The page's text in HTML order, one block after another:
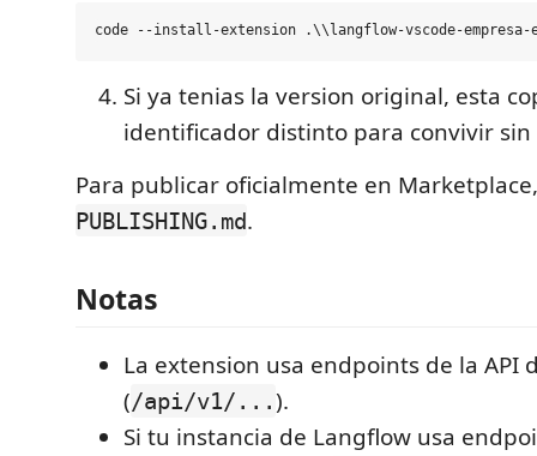
Si ya tenias la version original, esta
identificador distinto para convivir sin
Para publicar oficialmente en
PUBLISHING.md.
Notas
La extension usa endpoints de la API
(/api/v1/...).
Si tu instancia de Langflow usa